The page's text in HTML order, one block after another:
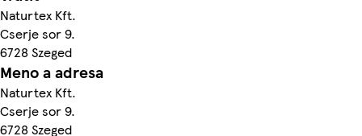
Naturtex Kft.
Cserje sor 9.
6728 Szeged
Meno a adresa
Naturtex Kft.
Cserje sor 9.
6728 Szeged